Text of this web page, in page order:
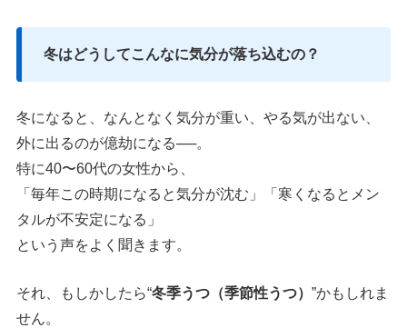
冬はどうしてこんなに気分が落ち込むの？
冬になると、なんとなく気分が重い、やる気が出ない、
外に出るのが億劫になる──。
特に40〜60代の女性から、
「毎年この時期になると気分が沈む」「寒くなるとメン
タルが不安定になる」
という声をよく聞きます。
それ、もしかしたら“冬季うつ（季節性うつ）”かもしれま
せん。